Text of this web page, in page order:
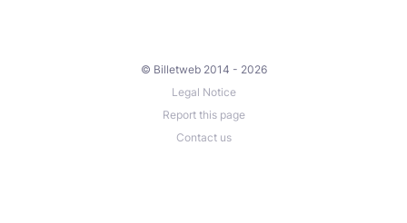
© Billetweb 2014 - 2026
Legal Notice
Report this page
Contact us